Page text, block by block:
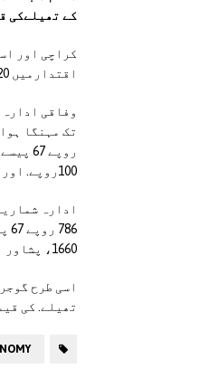
کے تھیلےکی قیمت میں 217
کراچی اور
اقتدارمیں 20 کلو آٹےکے تھیلے. کی قیمت 1 ہزار 8 سو روپے تک پہنچ گئی۔
100روپے. اور پشاور میں آٹے کے 20 کلو تھیلےکی قیمت میں 50 روپے تک کا اضافہ ہوا-
1660، پشاور اور بنوں میں 1650روپےتک پہنچ گیا-
تھیلے. کی قیمت 1600روپے تک پہنچ گئی. جب کہ سکھر میں 1560 اور لاڑکانہ میں